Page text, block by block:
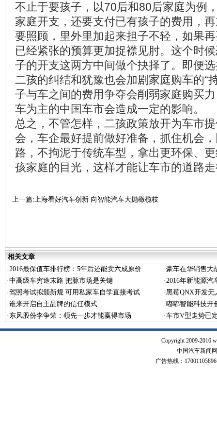
不止于要孩子，以70后和80后家庭为例
家庭开支，还要支付已有孩子的费用，
要照顾，里外里加起来担子不轻，如果
已经紧张的预算更加捉襟见肘。这个时
子的开支这两方中间做个抉择了。即便
二孩的纠结和犹豫也会加剧家庭购车的“
子与车之间的费用争夺会削弱家庭购买
车为主的中国车市会造成一定的影响。
总之，不管怎样，二孩政策放开为车市
会，车企最好提前做好准备，抓住机会
路，不拘泥于传统车型，拿出更环保、
孩家庭的目光，这样才能让车市的道路
上一篇:上海看好汽车创新 向智能汽车大抛橄榄枝
相关文章
·2016最保值车排行榜：5年后还能卖六成原价 ·豪车在华销售大
·中高级车穷途末路 把脉市场是关键 ·2016年新能源汽
·驾照考试拟颁新规 可用私家车自学直接考试 ·黑莓QNX开发无
·谁来开启自主品牌的信任模式 ·嘟嘟智能科技开
代
· 东风股份李争荣：领先一步才能赢得市场 ·车市V型走势已
Copyright 2009-2016
中国汽车新闻
广告热线：